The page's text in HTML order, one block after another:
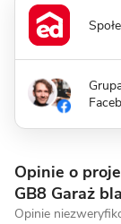
Opinie o
GB8 Garaż
Opinie